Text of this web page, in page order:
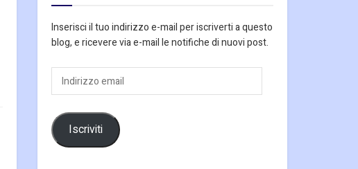
Inserisci il tuo indirizzo e-mail per iscriverti a questo
blog, e ricevere via e-mail le notifiche di nuovi post.
Indirizzo
email
Iscriviti